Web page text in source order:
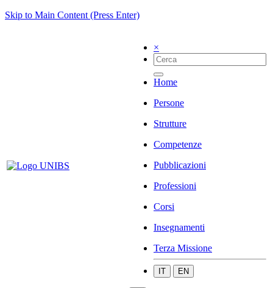
Skip to Main Content (Press Enter)
×
Home
Persone
Strutture
Competenze
Pubblicazioni
Professioni
Corsi
Insegnamenti
Terza Missione
IT EN